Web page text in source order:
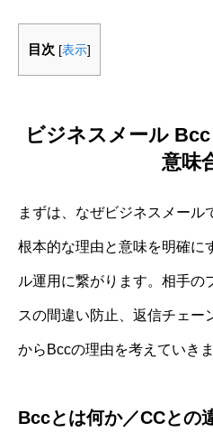
目次 [表示]
ビジネスメール
意味
まずは、なぜビジネスメール
根本的な理由と意味を明確に
ル運用に繋がります。相手の
スの間違い防止、返信チェー
からBccの理由を考えていきま
Bccとは何か／CCとの